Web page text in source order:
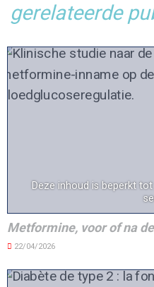
gerelateerde
Deze inhoud is beperkt
Metformine, voor of na
22/04/2026